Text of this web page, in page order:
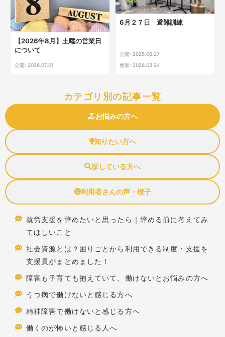
【2026年8月】土曜の営業日
について
公開: 2026.07.01
6月２７日 避難訓練
公開: 2025.06.27
更新: 2026.03.24
カテゴリ別の記事一覧
お悩みの方へ
知りたい方へ
探している方へ
利用者さんの声・様子
就労支援を辞めたいと思ったら｜辞める前に考えてみ
てほしいこと
社会資源とは？困りごとから利用できる制度・支援を
支援員がまとめました！
障害も子育ても抱えていて、働けないとお悩みの方へ
うつ病で働けないと感じる方へ
精神障害で働けないと感じる方へ
働くのが怖いと感じる人へ